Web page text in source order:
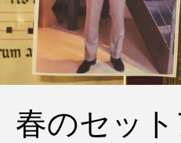
春のセッ